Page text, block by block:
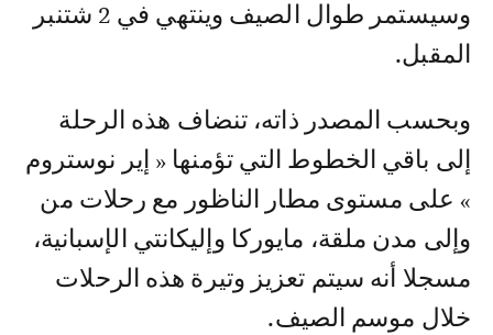
وسيستمر طوال الصيف وينتهي في 2 شتنبر
المقبل.
وبحسب المصدر ذاته، تنضاف هذه الرحلة
إلى باقي الخطوط التي تؤمنها « إير نوستروم
» على مستوى مطار الناظور مع رحلات من
وإلى مدن ملقة، مايوركا وإليكانتي الإسبانية،
مسجلا أنه سيتم تعزيز وتيرة هذه الرحلات
خلال موسم الصيف.